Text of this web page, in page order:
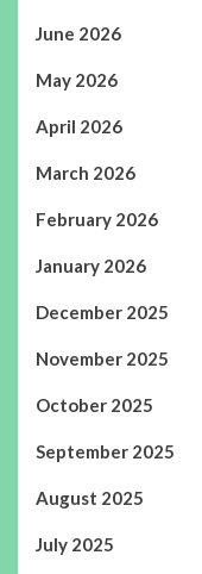
June 2026
May 2026
April 2026
March 2026
February 2026
January 2026
December 2025
November 2025
October 2025
September 2025
August 2025
July 2025